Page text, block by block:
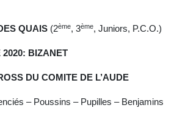
QUAIS (2ème, 3ème, Juniors, P.C.O.)
2020: BIZANET
DU COMITE DE L’AUDE
– Poussins – Pupilles – Benjamins